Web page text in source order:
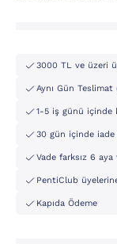
3000 TL ve üzeri
Aynı Gün
1-5 iş günü içinde
30 gün içinde iade
Vade farksız 6
PentiClub
Kapıda Ödeme